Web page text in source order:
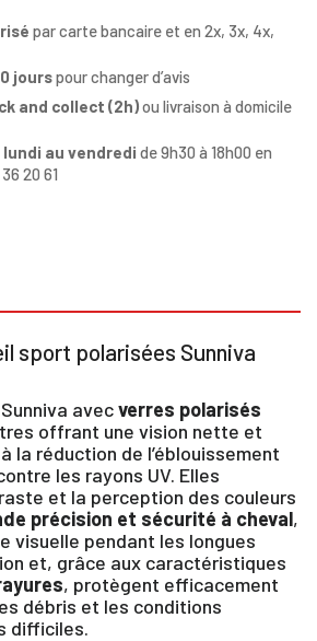
par carte bancaire et en 2x, 3x, 4x,
jourspour changer d’avis
and collect (2h)ou livraison à domicile
lundi au vendredi de 9h30 à 18h00 en
20 61
sport polarisées Sunniva
Sunniva avecverres polarisés
offrant une vision nette et
la réduction de l’éblouissement
les rayons UV. Elles
et la perception des couleurs
précision et sécurité à cheval,
visuelle pendant les longues
et, grâce aux caractéristiques
, protègent efficacement
débris et les conditions
difficiles.